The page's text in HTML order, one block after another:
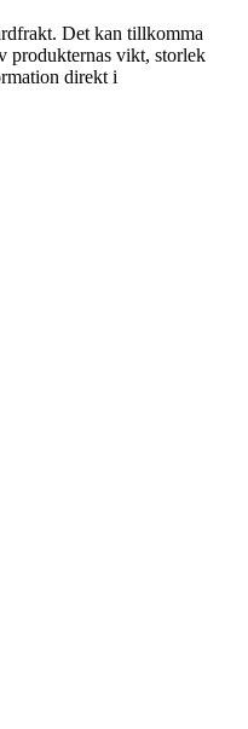
Det kan tillkomma
produkternas vikt, storlek
direkt i